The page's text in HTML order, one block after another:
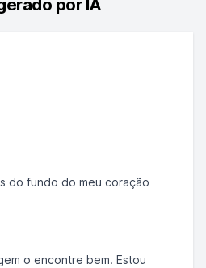
por IA
do fundo do meu coração
o encontre bem. Estou